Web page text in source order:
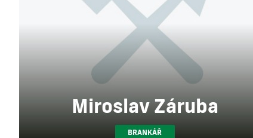
Miroslav Záruba
BRANKÁŘ